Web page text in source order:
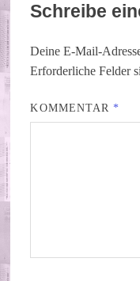
Schreibe
Deine E-Mail-
Erforderliche Felder
KOMMENTAR *